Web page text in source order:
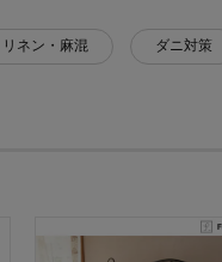
リネン・麻混 ダニ対策